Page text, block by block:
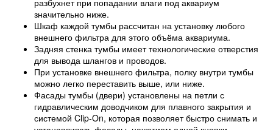
разбухнет при попадании влаги под аквариум
значительно ниже.
Шкаф каждой тумбы рассчитан на установку любого
внешнего фильтра для этого объёма аквариума.
Задняя стенка тумбы имеет технологические отверстия
для вывода шлангов и проводов.
При установке внешнего фильтра, полку внутри тумбы
можно легко переставить выше, или ниже.
Фасады тумбы (двери) установлены на петли с
гидравлическим доводчиком для плавного закрытия и
системой Clip-On, которая позволяет быстро снимать и